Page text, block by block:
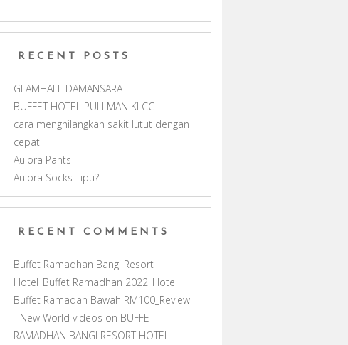
m h
n
l
RECENT POSTS
GLAMHALL DAMANSARA
BUFFET HOTEL PULLMAN KLCC
cara menghilangkan sakit lutut dengan
cepat
Aulora Pants
Aulora Socks Tipu?
RECENT COMMENTS
Buffet Ramadhan Bangi Resort
Hotel_Buffet Ramadhan 2022_Hotel
Buffet Ramadan Bawah RM100_Review
- New World videos on BUFFET
RAMADHAN BANGI RESORT HOTEL